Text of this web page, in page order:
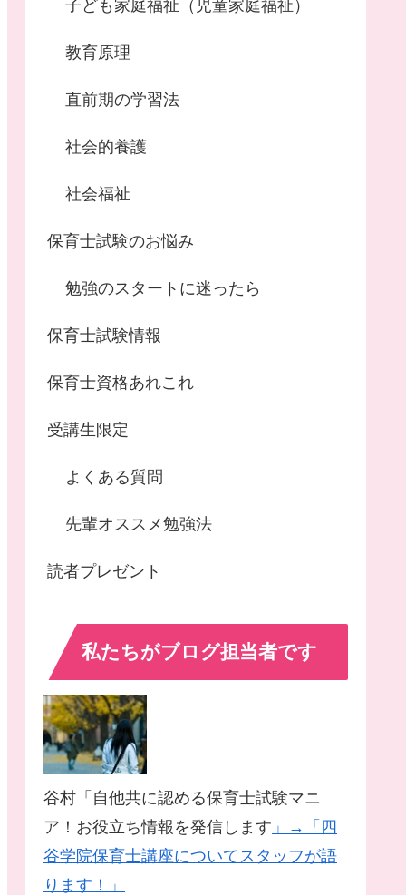
子ども家庭福祉（児童家庭福祉）
教育原理
直前期の学習法
社会的養護
社会福祉
保育士試験のお悩み
勉強のスタートに迷ったら
保育士試験情報
保育士資格あれこれ
受講生限定
よくある質問
先輩オススメ勉強法
読者プレゼント
私たちがブログ担当者です
谷村「自他共に認める保育士試験マニ
ア！お役立ち情報を発信します 」→「四
谷学院保育士講座についてスタッフが語
ります！」